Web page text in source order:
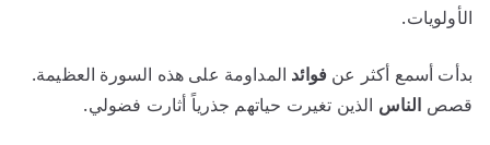
الأولويات.
بدأت أسمع أكثر عن فوائد المداومة على هذه السورة العظيمة.
قصص الناس الذين تغيرت حياتهم جذرياً أثارت فضولي.